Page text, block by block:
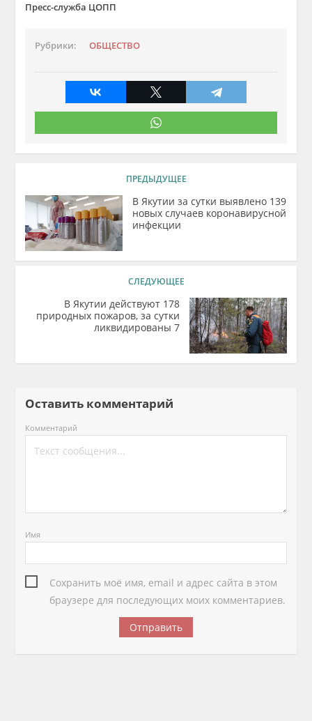
Пресс-служба ЦОПП
Рубрики: ОБЩЕСТВО
ПРЕДЫДУЩЕЕ
В Якутии за сутки выявлено 139
новых случаев коронавирусной
инфекции
СЛЕДУЮЩЕЕ
В Якутии действуют 178
природных пожаров, за сутки
ликвидированы 7
Оставить комментарий
Комментарий
Имя
Сохранить моё имя, email и адрес сайта в этом
браузере для последующих моих комментариев.